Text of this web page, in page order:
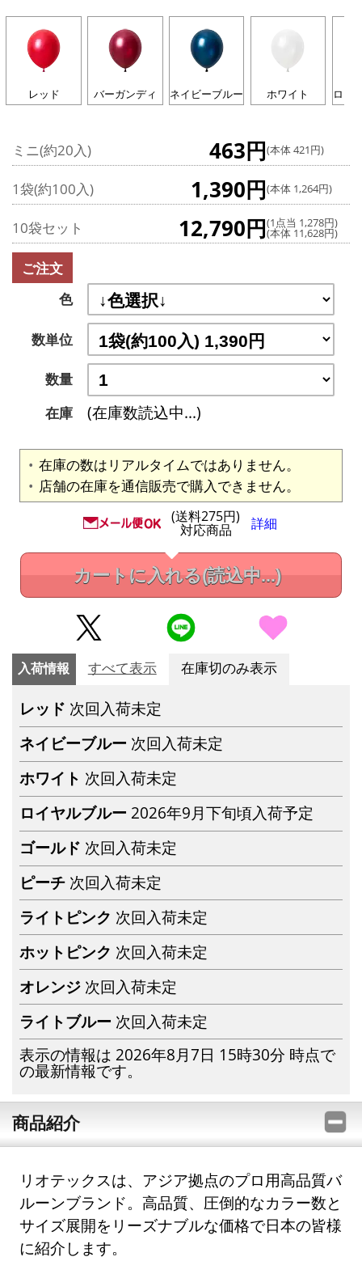
レッド バーガンディ ネイビーブルー ホワイト ロイ
ミニ(約20入) 463円(本体 421円)
1袋(約100入) 1,390円(本体 1,264円)
10袋セット 12,790円(1点当 1,278円)
(本体 11,628円)
ご注文
色
数単位
数量
在庫
(在庫数読込中...)
在庫の数はリアルタイムではありません。
店舗の在庫を通信販売で購入できません。
(送料275円)
対応商品 詳細
カートに入れる(読込中...)
入荷情報 すべて表示 在庫切のみ表示
レッド 次回入荷未定
ネイビーブルー 次回入荷未定
ホワイト 次回入荷未定
ロイヤルブルー 2026年9月下旬頃入荷予定
ゴールド 次回入荷未定
ピーチ 次回入荷未定
ライトピンク 次回入荷未定
ホットピンク 次回入荷未定
オレンジ 次回入荷未定
ライトブルー 次回入荷未定
表示の情報は 2026年8月7日 15時30分 時点で
の最新情報です。
商品紹介
リオテックスは、アジア拠点のプロ用高品質バ
ルーンブランド。高品質、圧倒的なカラー数と
サイズ展開をリーズナブルな価格で日本の皆様
に紹介します。